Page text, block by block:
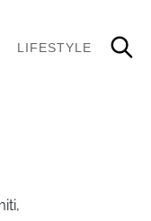
LIFESTYLE